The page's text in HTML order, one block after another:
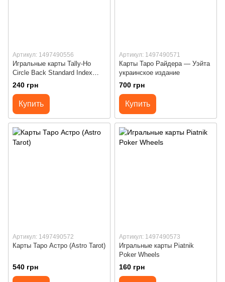
Артикул: 1497490556
Игральные карты Tally-Ho
Circle Back Standard Index
(red)
240 грн
Купить
Артикул: 1497490571
Карты Таро Райдера — Уэйта
украинское издание
700 грн
Купить
Артикул: 1497490572
Карты Таро Астро (Astro Tarot)
540 грн
Артикул: 1497490573
Игральные карты Piatnik
Poker Wheels
160 грн